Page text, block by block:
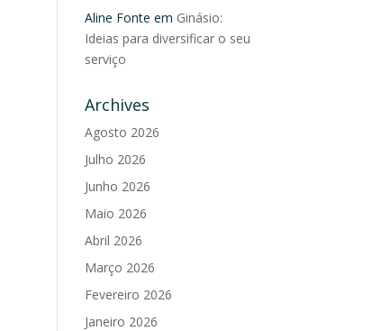
Aline Fonte em Ginásio:
Ideias para diversificar o seu
serviço
Archives
Agosto 2026
Julho 2026
Junho 2026
Maio 2026
Abril 2026
Março 2026
Fevereiro 2026
Janeiro 2026